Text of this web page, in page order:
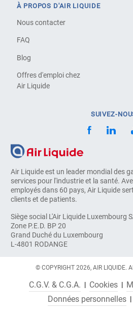
Air Liquide est un leader mondial des
services pour l'industrie et la santé.
employés dans 60 pays, Air Liquide
clients et de patients.
Siège social L'Air Liquide Luxembourg
Zone P.E.D. BP 20
Grand Duché du Luxembourg
L-4801 RODANGE
À PROPOS D'AIR LIQUIDE
Nous contacter
FAQ
Blog
Offres d'emploi chez
Air Liquide
SUIVEZ-
© COPYRIGHT 2026, AIR LIQUIDE.
C.G.V. & C.G.A. Cookies
Données personnelles